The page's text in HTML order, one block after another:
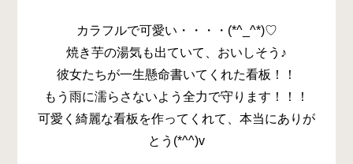
カラフルで可愛い・・・・(*^_^*)♡
焼き芋の湯気も出ていて、おいしそう♪
彼女たちが一生懸命書いてくれた看板！！
もう雨に濡らさないよう全力で守ります！！！
可愛く綺麗な看板を作ってくれて、本当にありが
とう(*^^)v